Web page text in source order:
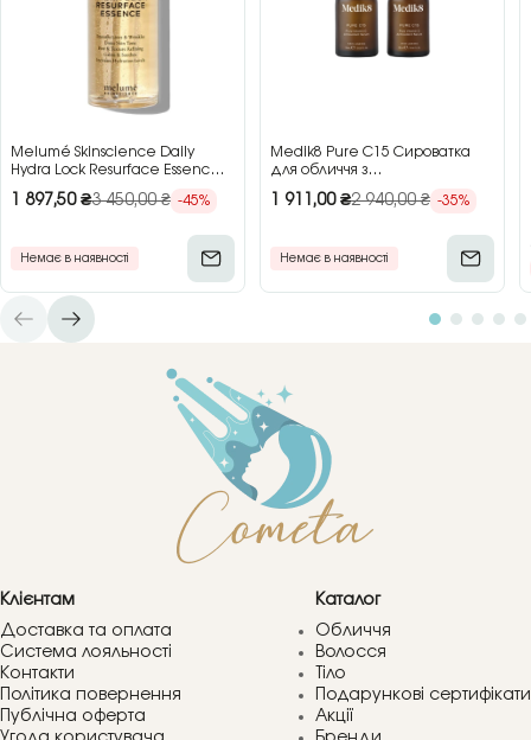
Melumé Skinscience Daily
Hydra Lock Resurface Essence
обличчя з кислотами, 150 мл
1 897,50₴3 450,00₴ -45%
Немає в наявності
Medik8 Pure C15 Сироватка
для обличчя з
2×15 мл
1 911,00₴2 940,00₴ -35%
Немає в наявності
Клієнтам
Доставка та оплата
Система лояльності
Контакти
Політика повернення
Публічна оферта
Каталог
Обличчя
Волосся
Тіло
Подарункові сертифікати
Акції